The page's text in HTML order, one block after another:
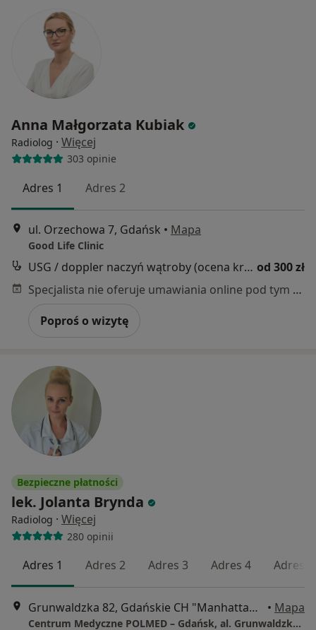
Anna Małgorzata Kubiak
Radiolog · Więcej
303 opinie
Adres 1 Adres 2
ul. Orzechowa 7, Gdańsk • Mapa
Good Life Clinic
USG / doppler naczyń wątroby (ocena krążenia wrotnego) od 300 zł
Specjalista nie oferuje umawiania online pod tym adresem.
Poproś o wizytę
Bezpieczne płatności
lek. Jolanta Brynda
Radiolog · Więcej
280 opinii
Adres 1 Adres 2 Adres 3 Adres 4 Adres 5
Grunwaldzka 82, Gdańskie CH "Manhattan", Gdańsk • Mapa
Centrum Medyczne POLMED – Gdańsk, al. Grunwaldzka 82